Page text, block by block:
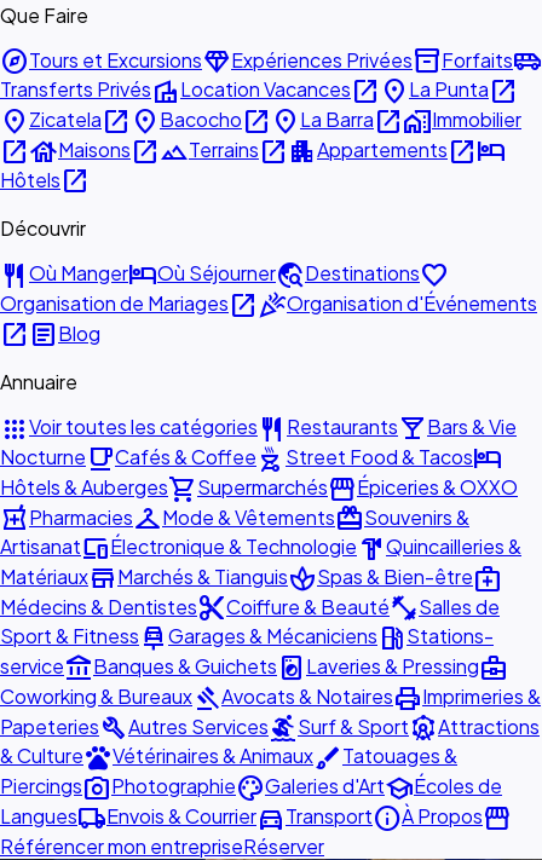
Que Faire
exploreTours et ExcursionsdiamondExpériences Privéesinventory_2Forfaitsairport_shuttle
Transferts PrivésvillaLocation Vacancesopen_in_new place La Puntaopen_in_new
place Zicatelaopen_in_new place Bacochoopen_in_new place La Barraopen_in_newhome_workImmobilier
open_in_newhouseMaisonsopen_in_newlandscapeTerrainsopen_in_new apartmentAppartementsopen_in_newhotel
Hôtelsopen_in_new
Découvrir
restaurant Où MangerhotelOù Séjournertravel_exploreDestinationsfavorite
Organisation de Mariagesopen_in_newcelebrationOrganisation d'Événements
open_in_new articleBlog
Annuaire
appsVoir toutes les catégories restaurant Restaurantslocal_barBars & Vie
Nocturne local_cafeCafés & Coffee outdoor_grill Street Food & Tacoshotel
Hôtels & Aubergesshopping_cartSupermarchésstorefrontÉpiceries & OXXO
local_pharmacyPharmaciescheckroomMode & VêtementsredeemSouvenirs &
ArtisanatdevicesÉlectronique & Technologie hardwareQuincailleries &
MatériauxstoreMarchés & TianguisspaSpas & Bien-êtremedical_services
Médecins & Dentistescontent_cutCoiffure & Beautéfitness_centerSalles de
Sport & Fitness car_repairGarages & Mécaniciens local_gas_stationStations-
serviceaccount_balanceBanques & Guichets local_laundry_service Laveries & Pressingbusiness_center
Coworking & BureauxgavelAvocats & NotairesprintImprimeries &
PapeteriesbuildAutres ServicessurfingSurf & SportattractionsAttractions
& CulturepetsVétérinaires & AnimauxbrushTatouages &
Piercingsphoto_cameraPhotographiepaletteGaleries d'ArtschoolÉcoles de
Langueslocal_shippingEnvois & Courrierdirections_carTransportinfoÀ Proposstorefront
Référencer mon entrepriseRéserver